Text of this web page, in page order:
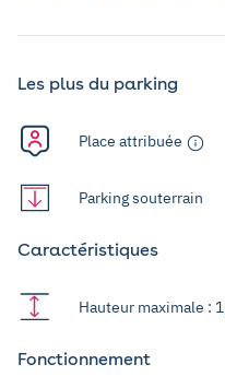
Les plus du parking
Place attribuée
Parking souterrain
Caractéristiques
Hauteur maximale :
Fonctionnement